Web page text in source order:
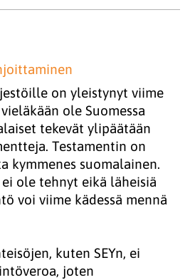
on yleistynyt viime
ole Suomessa
tekevät ylipäätään
Testamentin on
kymmenes suomalainen.
ole tehnyt eikä läheisiä
voi viime kädessä mennä
kuten SEYn, ei
joten